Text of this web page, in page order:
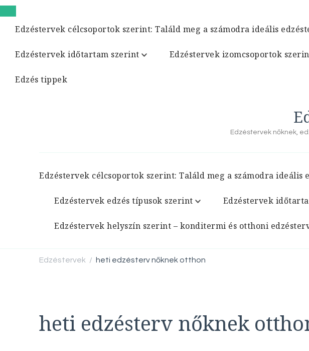
Edzéstervek célcsoportok szerint: Találd meg a számodra ideális
Edzéstervek időtartam szerint Edzéstervek izomcsoportok
Edzés tippek
Edzéstervek nőknek,
Edzéstervek célcsoportok szerint: Találd meg a számodra ideális
Edzéstervek edzés típusok szerint Edzéstervek
Edzéstervek helyszín szerint – konditermi és otthoni
Edzéstervek / heti edzésterv nőknek otthon
heti edzésterv nőknek